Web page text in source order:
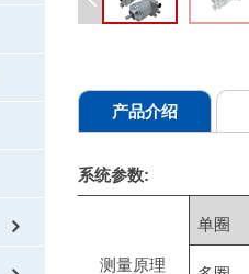
产品介绍
系统参数:
测量原理
单圈